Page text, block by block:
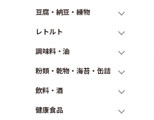
豆腐・納豆・練物
レトルト
調味料・油
粉類・乾物・海苔・缶詰
飲料・酒
健康食品